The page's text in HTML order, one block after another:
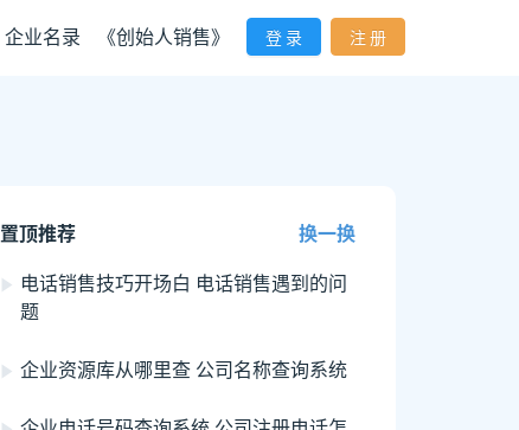
企业名录 《创始人销售》 登 录 注 册
置顶推荐
换一换
电话销售技巧开场白 电话销售遇到的问
题
企业资源库从哪里查 公司名称查询系统